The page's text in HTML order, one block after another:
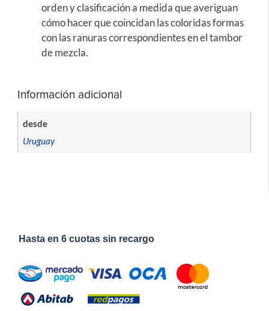
orden y clasificación a medida que averiguan
cómo hacer que coincidan las coloridas formas
con las ranuras correspondientes en el tambor
de mezcla.
Información adicional
desde
Uruguay
Hasta en 6 cuotas sin recargo